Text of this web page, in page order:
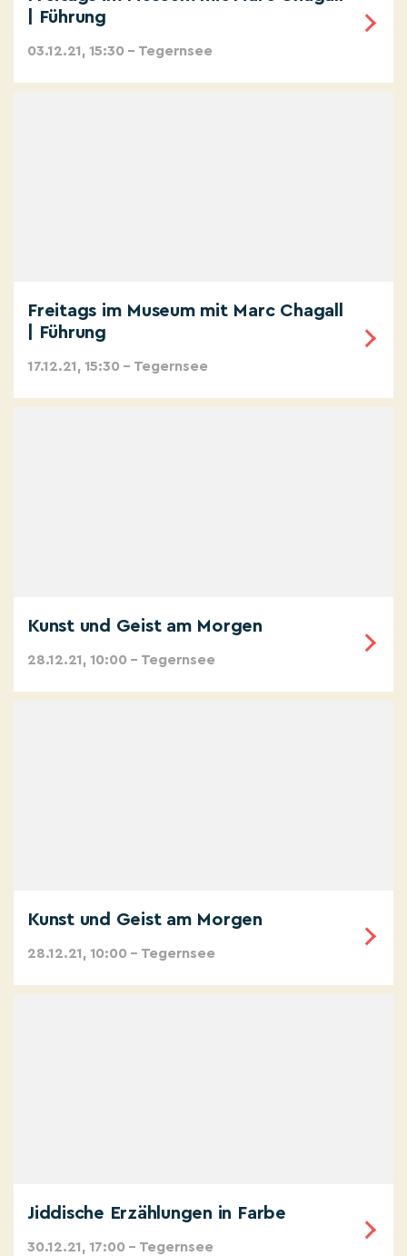
| Führung
03.12.21, 15:30 – Tegernsee
Freitags im Museum mit Marc Chagall
| Führung
17.12.21, 15:30 – Tegernsee
Kunst und Geist am Morgen
28.12.21, 10:00 – Tegernsee
Kunst und Geist am Morgen
28.12.21, 10:00 – Tegernsee
Jiddische Erzählungen in Farbe
30.12.21, 17:00 – Tegernsee